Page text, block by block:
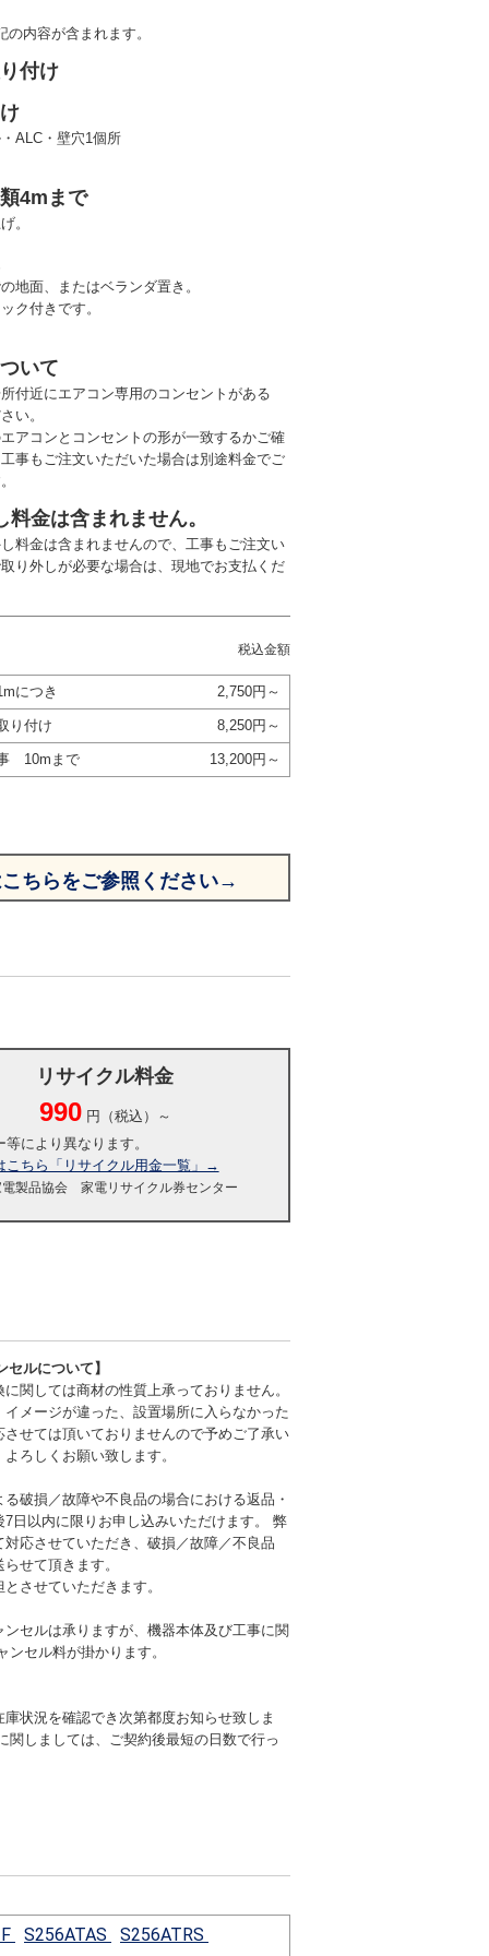
内容が含まれます。
付け
ALC・壁穴1個所
4mまで
。
地面、またはベランダ置き。
ク付きです。
いて
付近にエアコン専用のコンセントがある
い。
アコンとコンセントの形が一致するかご確
事もご注文いただいた場合は別途料金でご
金は含まれません。
料金は含まれませんので、工事もご注文い
り外しが必要な場合は、現地でお支払くだ
税込金額
につき 2,750円～
り付け 8,250円～
10mまで 13,200円～
ちらをご参照ください→
リサイクル料金
990円（税込）～
等により異なります。
こちら「リサイクル用金一覧」→
電製品協会 家電リサイクル券センター
ルについて】
関しては商材の性質上承っておりません。
イメージが違った、設置場所に入らなかった
させては頂いておりませんので予めご了承い
ろしくお願い致します。
破損／故障や不良品の場合における返品・
7日以内に限りお申し込みいただけます。 弊
対応させていただき、破損／故障／不良品
せて頂きます。
させていただきます。
ンセルは承りますが、機器本体及び工事に関
ンセル料が掛かります。
状況を確認でき次第都度お知らせ致しま
関しましては、ご契約後最短の日数で行っ
S256ATAS S256ATRS